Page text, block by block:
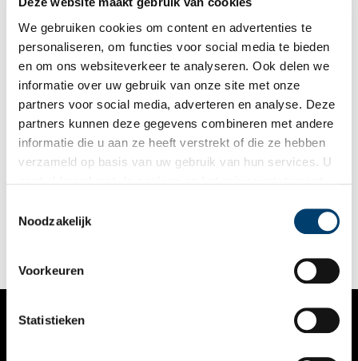
We gebruiken cookies om content en advertenties te
personaliseren, om functies voor social media te bieden
en om ons websiteverkeer te analyseren. Ook delen we
informatie over uw gebruik van onze site met onze
partners voor social media, adverteren en analyse. Deze
partners kunnen deze gegevens combineren met andere
informatie die u aan ze heeft verstrekt of die ze hebben
verzameld op basis van uw gebruik van hun services. U
Noodzakelijk
Voorkeuren
Statistieken
Mijn plek: Weg van Floris V met burchten en klooster
Welke plaats vind jij het meest kenmerkend voor Noord-
Holland? ‘Ik woon aan de Munnikenweg. Dat mag je wel een
Floris V is aangelegd en waar de graaf dwangburchten liet
bouwen?